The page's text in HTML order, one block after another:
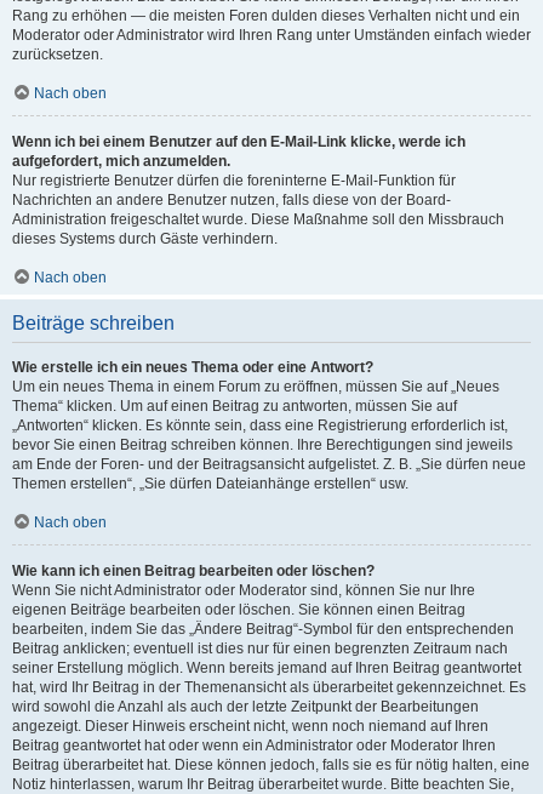
Rang zu erhöhen — die meisten Foren dulden dieses Verhalten nicht und ein
Moderator oder Administrator wird Ihren Rang unter Umständen einfach wieder
zurücksetzen.
Nach oben
Wenn ich bei einem Benutzer auf den E-Mail-Link klicke, werde ich
aufgefordert, mich anzumelden.
Nur registrierte Benutzer dürfen die foreninterne E-Mail-Funktion für
Nachrichten an andere Benutzer nutzen, falls diese von der Board-
Administration freigeschaltet wurde. Diese Maßnahme soll den Missbrauch
dieses Systems durch Gäste verhindern.
Nach oben
Beiträge schreiben
Wie erstelle ich ein neues Thema oder eine Antwort?
Um ein neues Thema in einem Forum zu eröffnen, müssen Sie auf „Neues
Thema“ klicken. Um auf einen Beitrag zu antworten, müssen Sie auf
„Antworten“ klicken. Es könnte sein, dass eine Registrierung erforderlich ist,
bevor Sie einen Beitrag schreiben können. Ihre Berechtigungen sind jeweils
am Ende der Foren- und der Beitragsansicht aufgelistet. Z. B. „Sie dürfen neue
Themen erstellen“, „Sie dürfen Dateianhänge erstellen“ usw.
Nach oben
Wie kann ich einen Beitrag bearbeiten oder löschen?
Wenn Sie nicht Administrator oder Moderator sind, können Sie nur Ihre
eigenen Beiträge bearbeiten oder löschen. Sie können einen Beitrag
bearbeiten, indem Sie das „Ändere Beitrag“-Symbol für den entsprechenden
Beitrag anklicken; eventuell ist dies nur für einen begrenzten Zeitraum nach
seiner Erstellung möglich. Wenn bereits jemand auf Ihren Beitrag geantwortet
hat, wird Ihr Beitrag in der Themenansicht als überarbeitet gekennzeichnet. Es
wird sowohl die Anzahl als auch der letzte Zeitpunkt der Bearbeitungen
angezeigt. Dieser Hinweis erscheint nicht, wenn noch niemand auf Ihren
Beitrag geantwortet hat oder wenn ein Administrator oder Moderator Ihren
Beitrag überarbeitet hat. Diese können jedoch, falls sie es für nötig halten, eine
Notiz hinterlassen, warum Ihr Beitrag überarbeitet wurde. Bitte beachten Sie,